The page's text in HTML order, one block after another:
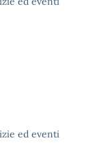
ed eventi